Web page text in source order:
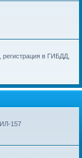
в ГИБДД,
157